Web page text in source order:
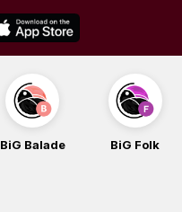
BiG Balade BiG Folk